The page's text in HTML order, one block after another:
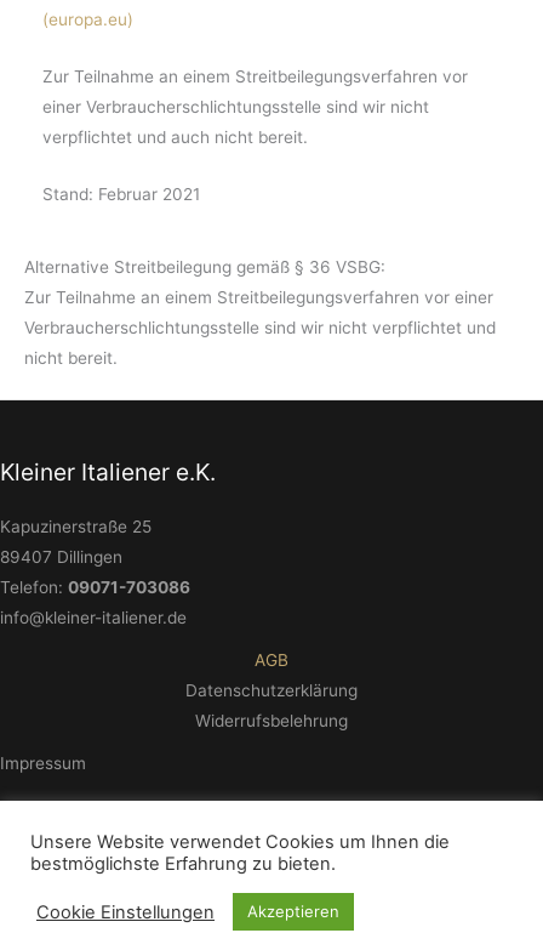
(europa.eu)
Zur Teilnahme an einem Streitbeilegungsverfahren vor
einer Verbraucherschlichtungsstelle sind wir nicht
verpflichtet und auch nicht bereit.
Stand: Februar 2021
Alternative Streitbeilegung gemäß § 36 VSBG:
Zur Teilnahme an einem Streitbeilegungsverfahren vor einer
Verbraucherschlichtungsstelle sind wir nicht verpflichtet und
nicht bereit.
Kleiner Italiener e.K.
Kapuzinerstraße 25
89407 Dillingen
Telefon: 09071-703086
info@kleiner-italiener.de
AGB
Datenschutzerklärung
Widerrufsbelehrung
Impressum
Unsere Website verwendet Cookies um Ihnen die
bestmöglichste Erfahrung zu bieten.
Cookie Einstellungen Akzeptieren